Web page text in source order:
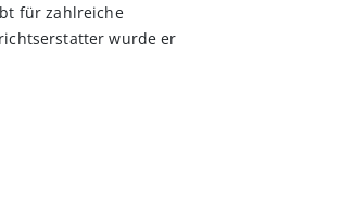
für zahlreiche
wurde er